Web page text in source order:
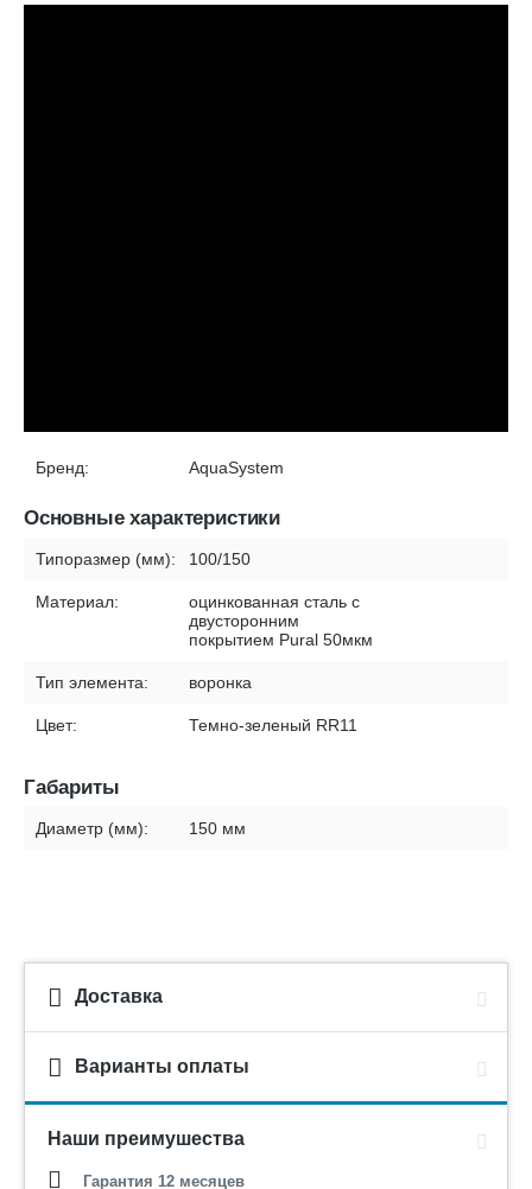
Бренд: AquaSystem
Основные характеристики
Типоразмер (мм): 100/150
Материал:
оцинкованная сталь с
двусторонним
покрытием Pural 50мкм
Тип элемента: воронка
Цвет: Темно-зеленый RR11
Габариты
Диаметр (мм): 150 мм
Доставка
Варианты оплаты
Наши преимушества
Гарантия 12 месяцев